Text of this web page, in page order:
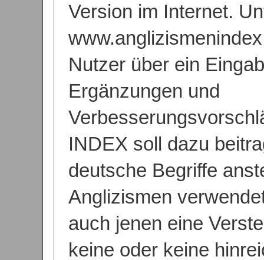
Version im Internet.
Nutzer über ein
Ergänzungen und
INDEX soll dazu
deutsche Begriffe
Anglizismen
auch jenen eine
keine oder keine